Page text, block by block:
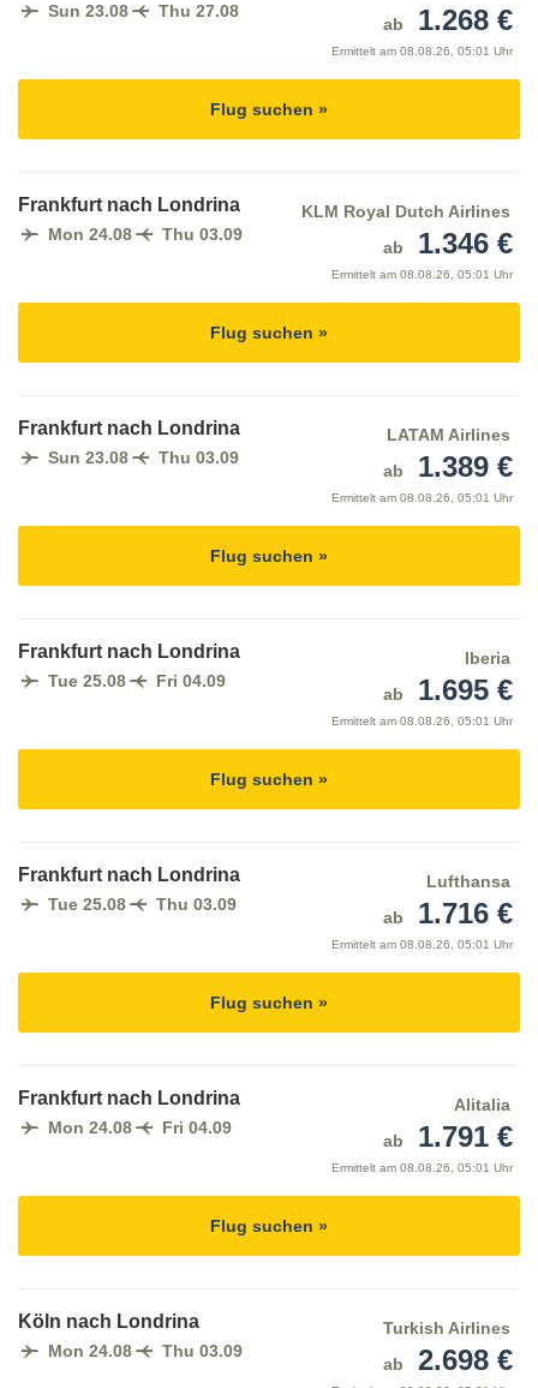
Sun 23.08 Thu 27.08
ab
1.268 €
Ermittelt am 08.08.26, 05:01 Uhr
Flug suchen »
Frankfurt nach Londrina
Mon 24.08 Thu 03.09
KLM Royal Dutch Airlines
ab
1.346 €
Ermittelt am 08.08.26, 05:01 Uhr
Flug suchen »
Frankfurt nach Londrina
Sun 23.08 Thu 03.09
LATAM Airlines
ab
1.389 €
Ermittelt am 08.08.26, 05:01 Uhr
Flug suchen »
Frankfurt nach Londrina
Tue 25.08 Fri 04.09
Iberia
ab
1.695 €
Ermittelt am 08.08.26, 05:01 Uhr
Flug suchen »
Frankfurt nach Londrina
Tue 25.08 Thu 03.09
Lufthansa
ab
1.716 €
Ermittelt am 08.08.26, 05:01 Uhr
Flug suchen »
Frankfurt nach Londrina
Mon 24.08 Fri 04.09
Alitalia
ab
1.791 €
Ermittelt am 08.08.26, 05:01 Uhr
Flug suchen »
Köln nach Londrina
Mon 24.08 Thu 03.09
Turkish Airlines
ab
2.698 €